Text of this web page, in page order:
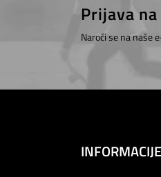
Prijava
Naroči se na naše
INFORMACIJE